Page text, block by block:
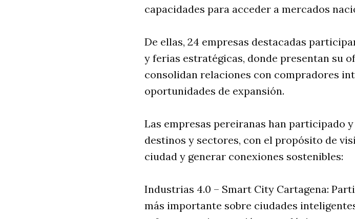
capacidades para acceder a mercados
De ellas, 24 empresas destacadas
y ferias estratégicas, donde presentan su
consolidan relaciones con compradores
oportunidades de expansión.
Las empresas pereiranas han participado
destinos y sectores, con el propósito de
ciudad y generar conexiones sostenibles:
Industrias 4.0 – Smart City Cartagena:
más importante sobre ciudades